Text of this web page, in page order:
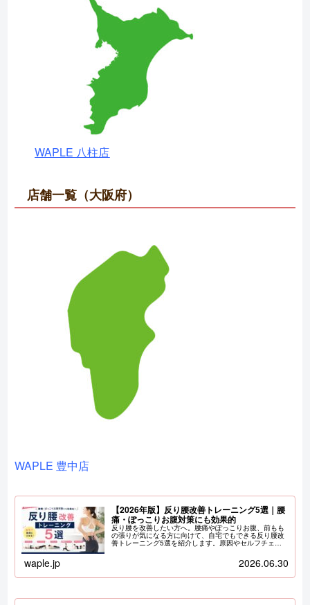
WAPLE 八柱店
店舗一覧（大阪府）
WAPLE 豊中店
【2026年版】反り腰改善トレーニング5選｜腰
痛・ぽっこりお腹対策にも効果的
反り腰を改善したい方へ。腰痛やぽっこりお腹、前もも
の張りが気になる方に向けて、自宅でもできる反り腰改
善トレーニング5選を紹介します。原因やセルフチェッ
waple.jp 2026.06.30